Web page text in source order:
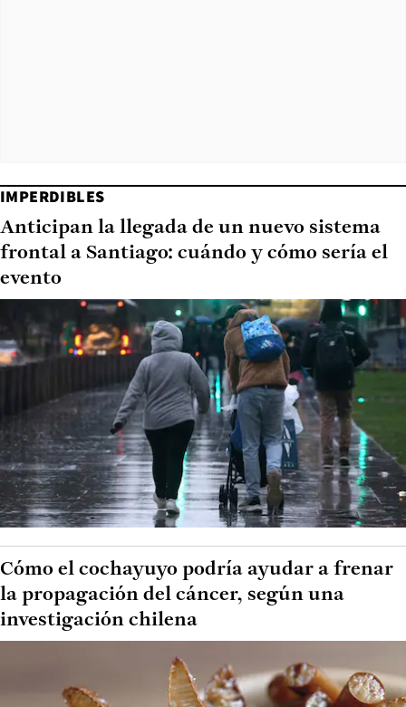
IMPERDIBLES
Anticipan la llegada de un nuevo sistema
frontal a Santiago: cuándo y cómo sería el
evento
Cómo el cochayuyo podría ayudar a frenar
la propagación del cáncer, según una
investigación chilena